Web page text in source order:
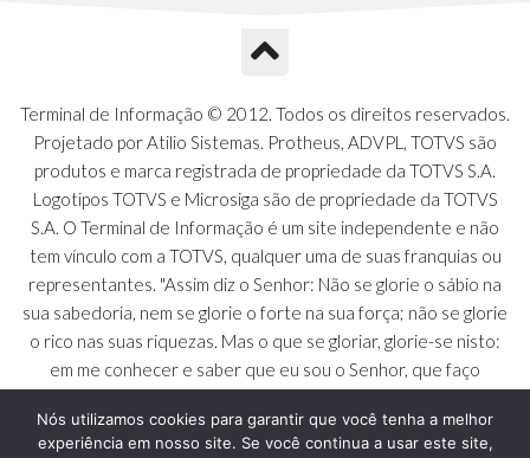
A1S - Notificacoes do Vendedor
A1U - Intermediadores
A1V - Schemas - Gestao de Vendas
A1W - Campos do Schema
A1X - CFDI Complemento Carta Porte
A1Y - Carta Porte - Localizacoes
A1Z - Carta Porte - Operadores
A20 - Nota Explicativa - PCO
A21 - FONTES FINANC.PPA
A22 - Itens Fontes Financ.PPA
A23 - Inflacao para metas anuais
A24 - PIB Estadual para metas anuais
A25 - Receitas e Despesas Metais Anu
A26 - Deducao da Receita - MCASP
Terminal de Informação © 2012. Todos os direitos reservados.
Projetado por Atilio Sistemas. Protheus, ADVPL, TOTVS são
produtos e marca registrada de propriedade da TOTVS S.A.
Logotipos TOTVS e Microsiga são de propriedade da TOTVS
S.A. O Terminal de Informação é um site independente e não
tem vínculo com a TOTVS, qualquer uma de suas franquias ou
representantes. "Assim diz o Senhor: Não se glorie o sábio na
sua sabedoria, nem se glorie o forte na sua força; não se glorie
o rico nas suas riquezas. Mas o que se gloriar, glorie-se nisto:
em me conhecer e saber que eu sou o Senhor, que faço
Nós utilizamos cookies para garantir que você tenha a melhor
experiência em nosso site. Se você continua a usar este site,